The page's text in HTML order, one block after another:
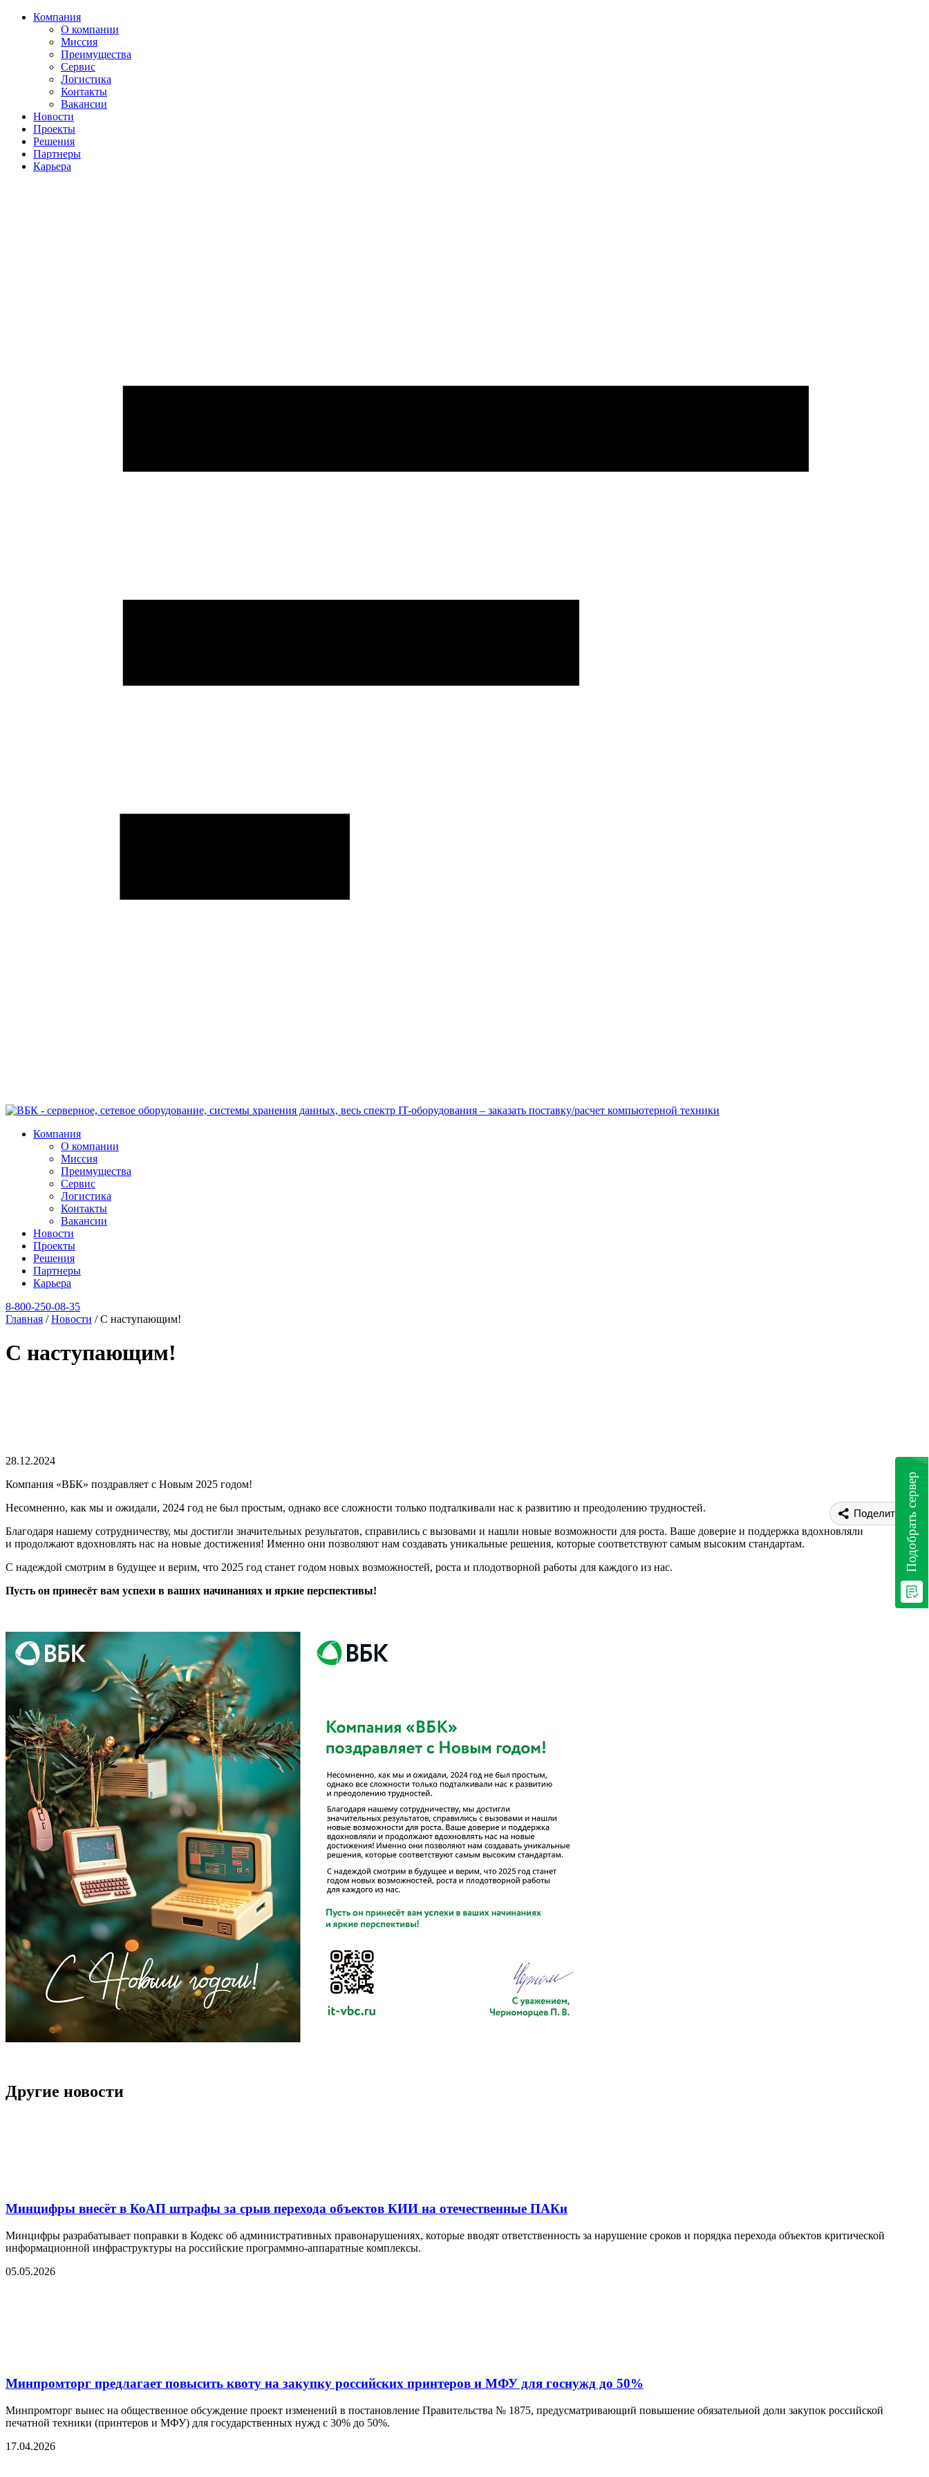
Подобрать сервер
Компания
О компании
Миссия
Преимущества
Сервис
Логистика
Контакты
Вакансии
Новости
Проекты
Решения
Партнеры
Карьера
Компания
О компании
Миссия
Преимущества
Сервис
Логистика
Контакты
Вакансии
Новости
Проекты
Решения
Партнеры
Карьера
8‑800‑250‑08‑35
Главная /Новости /С наступающим!
С наступающим!
28.12.2024
Компания «ВБК» поздравляет с Новым 2025 годом!
Поделиться
Несомненно, как мы и ожидали, 2024 год не 6ыл простым, однако все сложности только подталкивали нас к развитию и преодолению трудностей.
Благодаря нашему сотрудничеству, мы достигли значительных результатов, справились с вызовами и нашли новые возможности для роста. Ваше доверие и поддержка вдохновляли
и продолжают вдохновлять нас на новые достижения! Именно они позволяют нам создавать уникальные решения, которые соответствуют самым высоким стандартам.
С надеждой смотрим в 6удущее и верим, что 2025 год станет годом новых возможностей, роста и плодотворной ра6оты для каждого из нас.
Пусть он принесёт вам успехи в ваших начинаниях и яркие перспективы!
Другие новости
Минцифры внесёт в КоАП штрафы за срыв перехода объектов КИИ на отечественные ПАКи
Минцифры разрабатывает поправки в Кодекс об административных правонарушениях, которые вводят ответственность за нарушение сроков и порядка перехода объектов критической
информационной инфраструктуры на российские программно-аппаратные комплексы.
05.05.2026
Минпромторг предлагает повысить квоту на закупку российских принтеров и МФУ для госнужд до 50%
Минпромторг вынес на общественное обсуждение проект изменений в постановление Правительства № 1875, предусматривающий повышение обязательной доли закупок российской
печатной техники (принтеров и МФУ) для государственных нужд с 30% до 50%.
17.04.2026